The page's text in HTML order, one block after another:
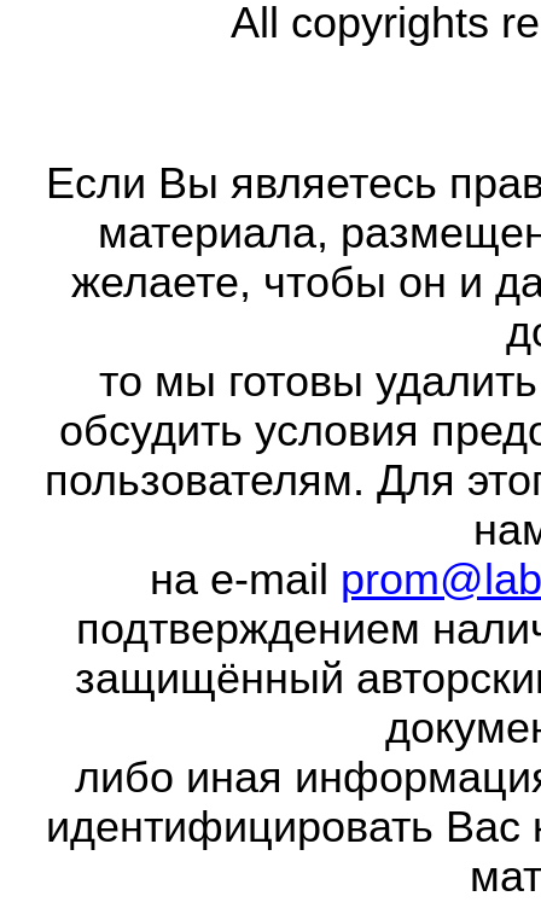
All copyrights
Если Вы являетесь
материала,
желаете, чтобы он и
то мы готовы
обсудить условия
пользователям. Для
на e-mail
подтверждением
защищённый
либо иная
идентифицировать Вас